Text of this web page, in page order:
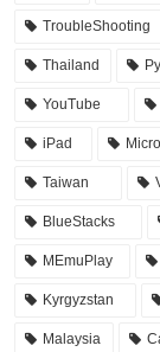
TroubleShooting
Thailand
YouTube
iPad
Taiwan
BlueStacks
MEmuPlay
Kyrgyzstan
Malaysia